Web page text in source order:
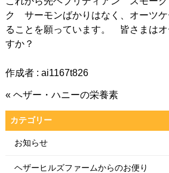
ク サーモンばかりはなく、オーツケ
ることを願っています。 皆さまは
すか？
作成者 : ai1167t826
« ヘザー・ハニーの栄養素
カテゴリー
お知らせ
ヘザーヒルズファームからのお便り